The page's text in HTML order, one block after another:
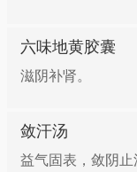
六味地黄胶囊
滋阴补肾。
敛汗汤
益气固表，敛阴止